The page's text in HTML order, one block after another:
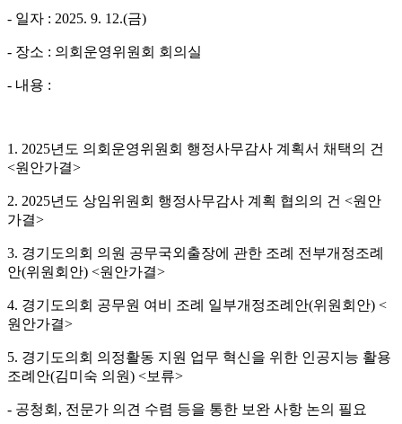
- 일자 : 2025. 9. 12.(금)
- 장소 : 의회운영위원회 회의실
- 내용 :
1. 2025년도 의회운영위원회 행정사무감사 계획서 채택의 건
<원안가결>
2. 2025년도 상임위원회 행정사무감사 계획 협의의 건 <원안
가결>
3. 경기도의회 의원 공무국외출장에 관한 조례 전부개정조례
안(위원회안) <원안가결>
4. 경기도의회 공무원 여비 조례 일부개정조례안(위원회안) <
원안가결>
5. 경기도의회 의정활동 지원 업무 혁신을 위한 인공지능 활용
조례안(김미숙 의원) <보류>
- 공청회, 전문가 의견 수렴 등을 통한 보완 사항 논의 필요